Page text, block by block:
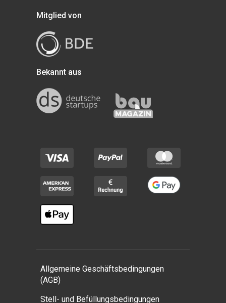
Mitglied von
Bekannt aus
Allgemeine Geschäftsbedingungen
(AGB)
Stell- und Befüllungsbedingungen